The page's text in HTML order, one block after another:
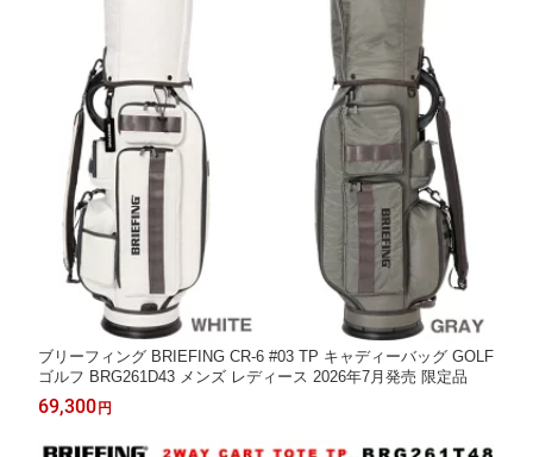
ブリーフィング BRIEFING CR-6 #03 TP キャディーバッグ GOLF
ゴルフ BRG261D43 メンズ レディース 2026年7月発売 限定品
69,300 円